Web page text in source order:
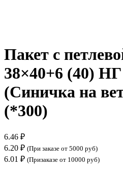
Пакет с
38×40+6 (40)
(Синичка на
(*300)
6.46 ₽
6.20 ₽ (При заказе от 5000 руб)
6.01 ₽ (Призаказе от 10000 руб)